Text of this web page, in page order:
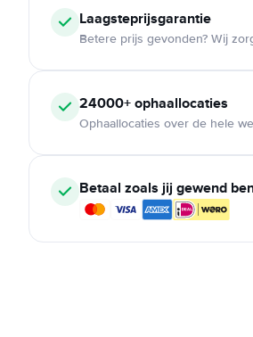
Laagsteprijsgarantie
Betere prijs gevonden? Wij
24000+ ophaallocaties
Ophaallocaties over de hele
Betaal zoals jij gewend